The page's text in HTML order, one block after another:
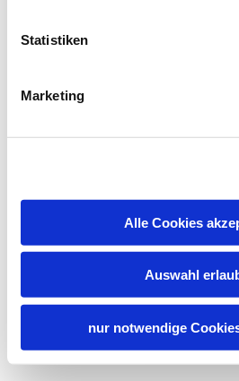
Statistiken
Marketing
Alle Cookies
Auswahl
nur notwendige